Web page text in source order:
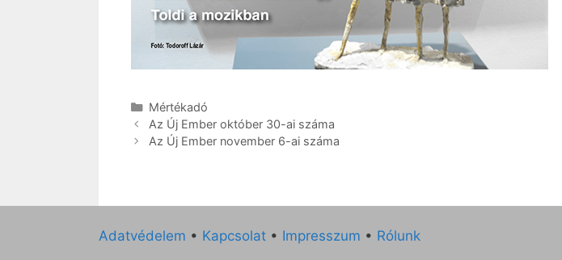
Kategória
Mértékadó
Az Új Ember október 30-ai száma
Az Új Ember november 6-ai száma
Adatvédelem • Kapcsolat • Impresszum • Rólunk